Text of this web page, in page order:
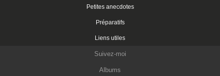
Petites anecdotes
Préparatifs
Liens utiles
Suivez-moi
Albums